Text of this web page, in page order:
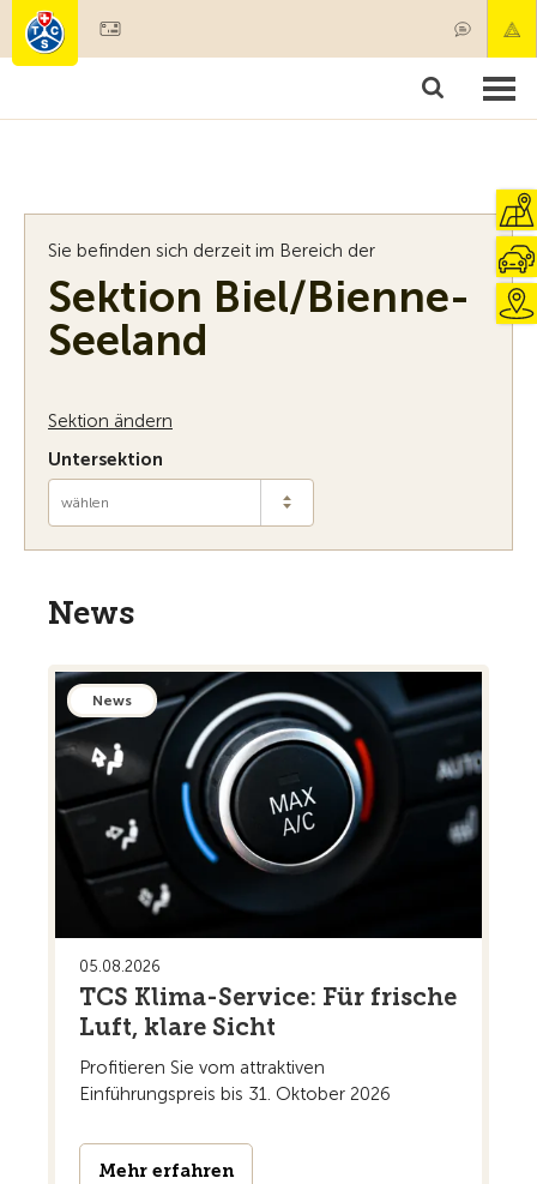
Mitgliedschaft & Leistungen
Sie befinden sich derzeit im Bereich der
Sektion Biel/Bienne-
Seeland
Sektion ändern
Untersektion
wählen
News
News
05.08.2026
TCS Klima-Service: Für frische
Luft, klare Sicht
Profitieren Sie vom attraktiven
Einführungspreis bis 31. Oktober 2026
Mehr erfahren